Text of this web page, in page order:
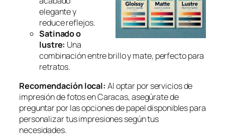
elegante y
reduce reflejos.
Satinado o
lustre: Una
combinación entre brillo y mate, perfecto para
retratos.
Recomendación local: Al optar por servicios de
impresión de fotos en Caracas, asegúrate de
preguntar por las opciones de papel disponibles para
personalizar tus impresiones según tus
necesidades.